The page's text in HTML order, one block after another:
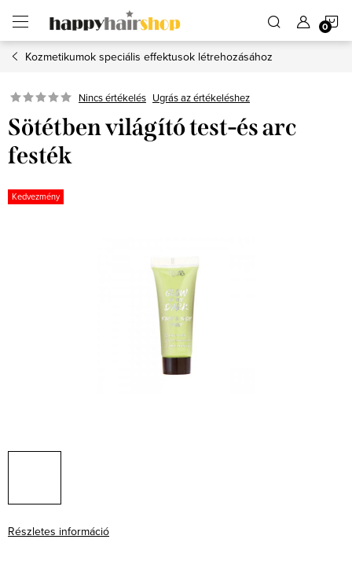
fő
tartalomhozKozmetikumok speciális effektusok létrehozásához
Nincs értékelés Ugrás az értékeléshez
Sötétben világító test-és arc
festék
Kedvezmény
Részletes információ